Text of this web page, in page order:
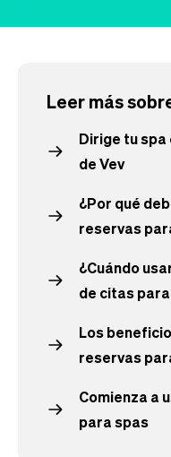
Leer más
Dirige tu
de Vev
¿Por qué
reservas
¿Cuándo
de citas
Los
reservas
Comienza a
para spas